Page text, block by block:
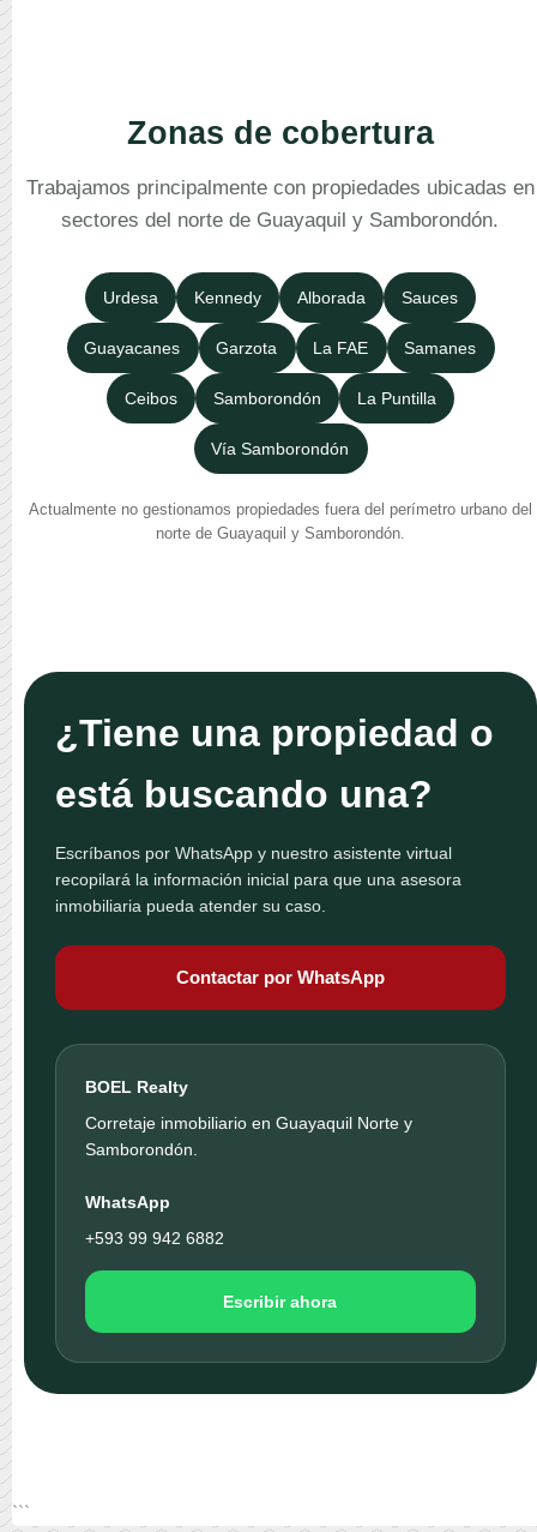
Zonas de cobertura
Trabajamos principalmente con propiedades ubicadas en
sectores del norte de Guayaquil y Samborondón.
Urdesa Kennedy Alborada Sauces
Guayacanes Garzota La FAE Samanes
Ceibos Samborondón La Puntilla
Vía Samborondón
Actualmente no gestionamos propiedades fuera del perímetro urbano del
norte de Guayaquil y Samborondón.
¿Tiene una propiedad o
está buscando una?
Escríbanos por WhatsApp y nuestro asistente virtual
recopilará la información inicial para que una asesora
inmobiliaria pueda atender su caso.
Contactar por WhatsApp
BOEL Realty
Corretaje inmobiliario en Guayaquil Norte y
Samborondón.
WhatsApp
+593 99 942 6882
Escribir ahora
```